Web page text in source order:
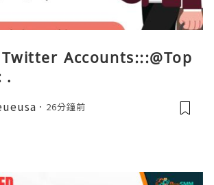
Accounts:::@Top
.
26分鐘前